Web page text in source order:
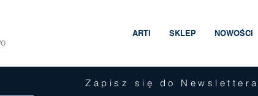
ARTI SKLEP NOWOŚCI
Zapisz się do